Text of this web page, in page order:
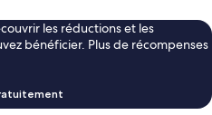
les réductions et les
bénéficier. Plus de récompenses